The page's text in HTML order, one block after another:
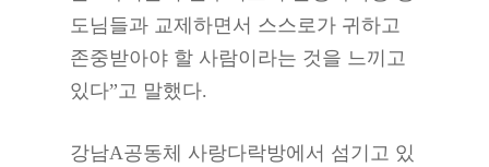
도님들과 교제하면서 스스로가 귀하고
존중받아야 할 사람이라는 것을 느끼고
있다”고 말했다.
강남A공동체 사랑다락방에서 섬기고 있